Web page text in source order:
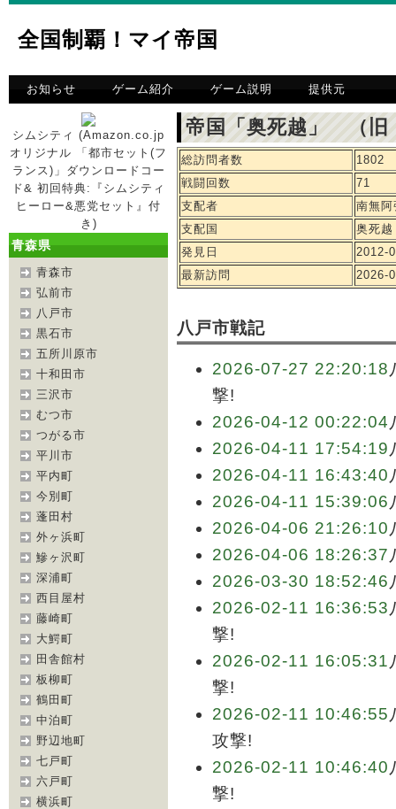
全国制覇！マイ帝国
お知らせ ゲーム紹介 ゲーム説明 提供元
シムシティ (Amazon.co.jp
オリジナル 「都市セット(フ
ランス)」ダウンロードコー
ド& 初回特典:『シムシティ
ヒーロー&悪党セット』付
き)
青森県
青森市
弘前市
八戸市
黒石市
五所川原市
十和田市
三沢市
むつ市
つがる市
平川市
平内町
今別町
蓬田村
外ヶ浜町
鰺ヶ沢町
深浦町
西目屋村
藤崎町
大鰐町
田舎館村
板柳町
鶴田町
中泊町
野辺地町
七戸町
六戸町
横浜町
帝国「奥死越」 （旧
総訪問者数
1802
戦闘回数
71
支配者
南無
支配国
奥死越
発見日
2012-
最新訪問
2026-
八戸市戦記
2026-07-27 22:20:18
撃!
2026-04-12 00:22:04
2026-04-11 17:54:19
2026-04-11 16:43:40
2026-04-11 15:39:06
2026-04-06 21:26:10
2026-04-06 18:26:37
2026-03-30 18:52:46
2026-02-11 16:36:53
撃!
2026-02-11 16:05:31
撃!
2026-02-11 10:46:55
攻撃!
2026-02-11 10:46:40
撃!